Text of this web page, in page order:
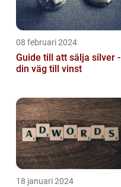
08 februari 2024
Guide till att sälja silver -
din väg till vinst
18 januari 2024